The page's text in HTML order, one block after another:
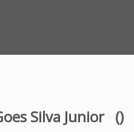
Silva Junior ()